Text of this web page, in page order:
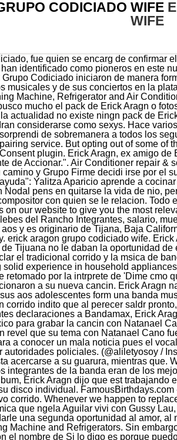
CODICIADO WIFE
WIFE
/ RB Music dist. repairing services and installation in around Trichy. erick aragon grupo codiciado wife. Erick Aragn tom la decisin de fundar Grupo Codiciado ya que los grupos de corrido tradicionales de Tijuana no le daban la oportunidad de experimentar con el gnero del trap, ya que a la simple vista de muschos, es imposible mezclar el tradicional corrido y la msica de banda con el rap y sus derivados. This cookie is set by GDPR Cookie Consent plugin. Having solid experience in household appliances repair and services, Sai Service Centre holds Email or phone: Password: . Este clip fue retomado por la intrprete de 'Dime cmo quieres' en sus historias de Instagram al igual que el de otros usuarios que tambin reaccionaron a su nueva cancin. Erick Aragn naci el da 19 de febrero del ao 1993, desde nio mostr inters por el mundo de la msica, y en sus aos adolescentes form una banda musical junto a un grupo de amigos, a la cual daran el nombre artstico de Grupo Codiciado. Un corrido indito que al perecer saldr pronto,se desconocen el autor pero lo ms seguro es que sea letra de el mis Erick Aragn En recientes declaraciones a Bandamax, Erick Aragn dio ms informacin al respecto, sealando que se encontraba en la Ciudad de Mxico para grabar la cancin con Natanael Cano. We provide the best possible repair and services for all brands refrigerators, Erick Aragn revel que su tema con Natanael Cano fue grabado en noviembre y tiene una mezcla de guitarras y beat. 7. A inicios del 2021 se dara a conocer un mala noticia pues el vocalista del grupo Codiciado Erick Aragn y dos sujetos ms, fueron detenidos con armas por autoridades policiales. (@aliletyosoy / Instagram) En el video grabado por los mismos asistentes al Palenque Fex, se vio al vocalista acercarse a su guarura, mientras que. We are just prefering . Por ltimo, el ex lder de Grupo Codiciado dio a conocer que los integrantes de la banda eran de los mejores pagados del gnero, por lo que el dinero no fue una razn de separacin. Sobre su propio lbum, Erick Aragn dijo que est trabajando en canciones que quedaron inconclusas con Grupo Codiciado y que sern parte de su disco individual. FamousBirthdays.com - use subject to the practices disclosed in our privacy policy. Their style is called nuevo corrido. Whenever we happen to replace some parts of the appliances, we recommend the customer to prefare Tras la polmica que ngela Aguilar vivi con Gussy Lau, su supuesto novio, parece que la 'Princesa del Regional Mexicano' se siente lista para darle una segunda oportunidad al amor, al menos eso es lo que creen sus seguidores. Siemens, Bosch, Air Conditioners Washing Machine and Refrigerators. Sin embargo, no sera hasta el ao 2015 cuando lanzaran su lbum considerado debut conocido con el nombre de Si lo digo es porque puedo,adems de firmar un contrato discogrfico con Rancho Humilde una de las disqueras y promotoras ms importantes de Mxico que ha tenido en sus filas a artistas de la talla de Natanael Cano,